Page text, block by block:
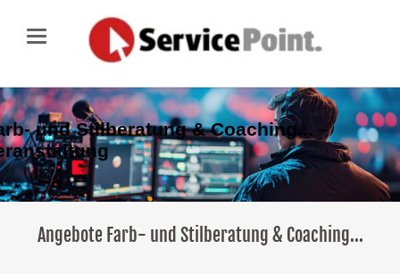
und Stilberatung & Coaching... –
Angebote Farb- und Stilberatung & Coaching...